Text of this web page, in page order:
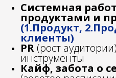
Системная
продуктами и
(1.Продукт,
клиенты)
PR (рост
инструменты
Кайф, забота о